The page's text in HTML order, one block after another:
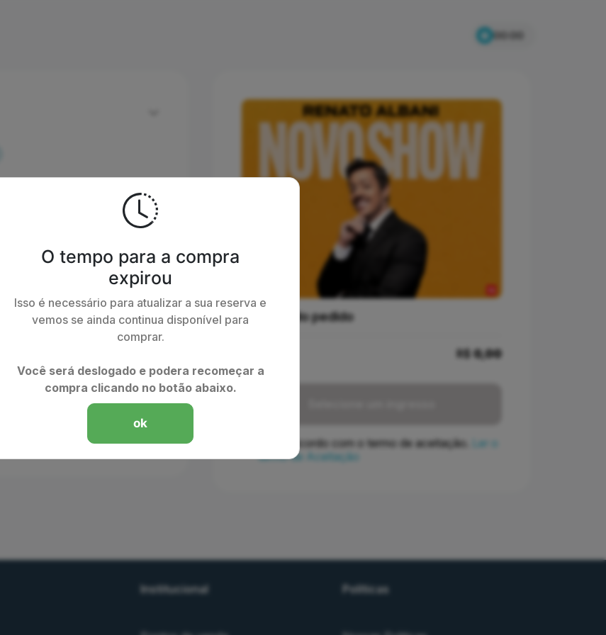
00:00
O tempo para a compra
expirou
Isso é necessário para atualizar a sua reserva e
vemos se ainda continua disponível para
comprar.
Você será deslogado e podera recomeçar a
compra clicando no botão abaixo.
ok
Resumo do pedido
R$ 0,00
Li e concordo com o termo de aceitação.
Ler o
termo de Aceitação
Institucional Políticas